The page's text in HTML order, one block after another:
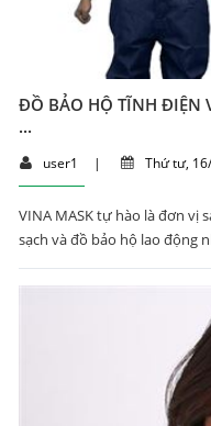
ĐỒ BẢO HỘ TĨNH ĐIỆN
...
user1 | Thứ tư,
VINA MASK tự hào là đơn vị
sạch và đồ bảo hộ lao động